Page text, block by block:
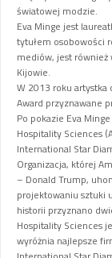
światowej modzie.
Eva Minge jest
tytułem osobowości
mediów, jest również
Kijowie.
W 2013 roku artystka
Award przyznawane
Po pokazie Eva
Hospitality Sciences
International Star
Organizacja, której
– Donald Trump,
projektowaniu sztuki
historii przyznano
Hospitality Sciences
wyróżnia najlepsze